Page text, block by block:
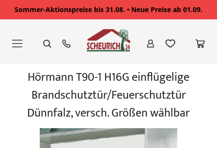
Sommer-Aktionspreise bis 31.08. • Neue Preise ab 01.09.
springen
Bildgalerie
springen
Hörmann T90-1 H16G einflügelige
Brandschutztür/Feuerschutztür
Dünnfalz, versch. Größen wählbar